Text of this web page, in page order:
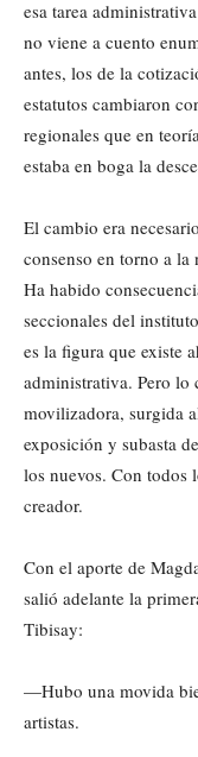
esa tarea
no viene a cuento
antes, los de la
estatutos cambiaron
regionales que en
estaba en boga la
El cambio era
consenso en torno a
Ha habido
seccionales del
es la figura que existe
administrativa. Pero lo
movilizadora, surgida
exposición y subasta
los nuevos. Con todos
creador.
Con el aporte de
salió adelante la
Tibisay:
—Hubo una movida
artistas.